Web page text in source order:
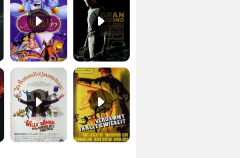
Charlie und die Schokoladenfabrik Trailer OV Verdammt in alle Ewigkeit Trailer OV